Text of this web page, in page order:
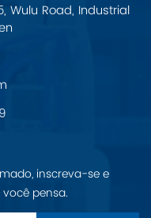
Wulu Road, Industrial
inscreva-se e
pensa.